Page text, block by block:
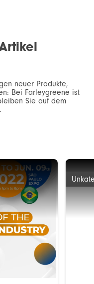
neuer Produkte,
Bei Farleygreene ist
Sie auf dem